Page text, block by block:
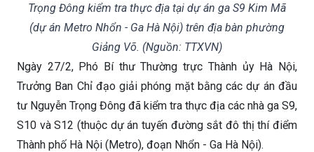
Trọng Đông kiểm tra thực địa tại dự án ga S9 Kim Mã
(dự án Metro Nhổn - Ga Hà Nội) trên địa bàn phường
Giảng Võ. (Nguồn: TTXVN)
Ngày 27/2, Phó Bí thư Thường trực Thành ủy Hà Nội,
Trưởng Ban Chỉ đạo giải phóng mặt bằng các dự án đầu
tư Nguyễn Trọng Đông đã kiểm tra thực địa các nhà ga S9,
S10 và S12 (thuộc dự án tuyến đường sắt đô thị thí điểm
Thành phố Hà Nội (Metro), đoạn Nhổn - Ga Hà Nội).